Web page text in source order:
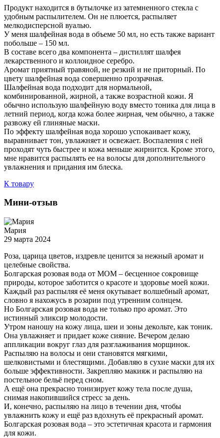
Продукт находится в бутылочке из затемненного стекла с
удобным распылителем. Он не плюется, распыляет
мелкодисперсной вуалью.
У меня шалфейная вода в объеме 50 мл, но есть также вариант
побольше – 150 мл.
В составе всего два компонента – дистиллят шалфея
лекарственного и коллоидное серебро.
Аромат приятный травяной, не резкий и не приторный. По
цвету шалфейная вода совершенно прозрачная.
Шалфейная вода подходит для нормальной,
комбинированной, жирной, а также возрастной кожи. Я
обычно использую шалфейную воду вместо тоника для лица в
летний период, когда кожа более жирная, чем обычно, а также
развожу ей глиняные маски.
По эффекту шалфейная вода хорошо успокаивает кожу,
выравнивает тон, увлажняет и освежает. Воспаления с ней
проходят чуть быстрее и кожа меньше жирнится. Кроме этого,
мне нравится распылять ее на волосы для дополнительного
увлажнения и придания им блеска.
К товару
Мини-отзыв
Мария
29 марта 2024
Роза, царица цветов, издревле ценится за нежный аромат и
целебные свойства.
Болгарская розовая вода от МОМ – бесценное сокровище
природы, которое заботится о красоте и здоровье моей кожи.
Каждый раз распыляя её меня окутывает волшебный аромат,
словно я нахожусь в розарии под утренним солнцем.
Но Болгарская розовая вода не только про аромат. Это
истинный эликсир молодости.
Утром наношу на кожу лица, шеи и зоны декольте, как тоник.
Она увлажняет и придает коже сияние. Вечером делаю
аппликации вокруг глаз для разглаживания морщинок.
Распыляю на волосы и они становятся мягкими,
шелковистыми и блестящими. Добавляю в сухие маски для их
больше эффективности. Закрепляю макияж и распыляю на
постельное бельё перед сном.
А ещё она прекрасно тонизирует кожу тела после душа,
снимая накопившийся стресс за день.
И, конечно, распыляю на лицо в течении дня, чтобы
увлажнить кожу и ещё раз вдохнуть её прекрасный аромат.
Болгарская розовая вода – это эстетичная красота и гармония
для кожи.